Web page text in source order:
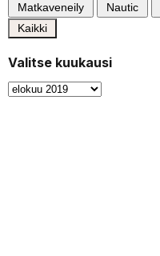
Matkaveneily
Nautic
Kaikki
Valitse kuukausi